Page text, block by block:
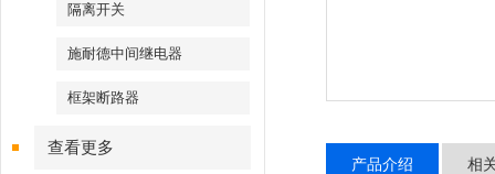
隔离开关
施耐德中间继电器
框架断路器
查看更多
产品介绍 相